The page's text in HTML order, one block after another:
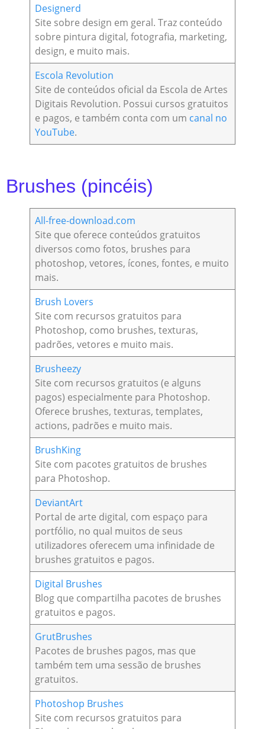
Designerd
Site sobre design em geral. Traz conteúdo
sobre pintura digital, fotografia, marketing,
design, e muito mais.
Escola Revolution
Site de conteúdos oficial da Escola de Artes
Digitais Revolution. Possui cursos gratuitos
e pagos, e também conta com um canal no
YouTube.
Brushes (pincéis)
All-free-download.com
Site que oferece conteúdos gratuitos
diversos como fotos, brushes para
photoshop, vetores, ícones, fontes, e muito
mais.
Brush Lovers
Site com recursos gratuitos para
Photoshop, como brushes, texturas,
padrões, vetores e muito mais.
Brusheezy
Site com recursos gratuitos (e alguns
pagos) especialmente para Photoshop.
Oferece brushes, texturas, templates,
actions, padrões e muito mais.
BrushKing
Site com pacotes gratuitos de brushes
para Photoshop.
DeviantArt
Portal de arte digital, com espaço para
portfólio, no qual muitos de seus
utilizadores oferecem uma infinidade de
brushes gratuitos e pagos.
Digital Brushes
Blog que compartilha pacotes de brushes
gratuitos e pagos.
GrutBrushes
Pacotes de brushes pagos, mas que
também tem uma sessão de brushes
gratuitos.
Photoshop Brushes
Site com recursos gratuitos para